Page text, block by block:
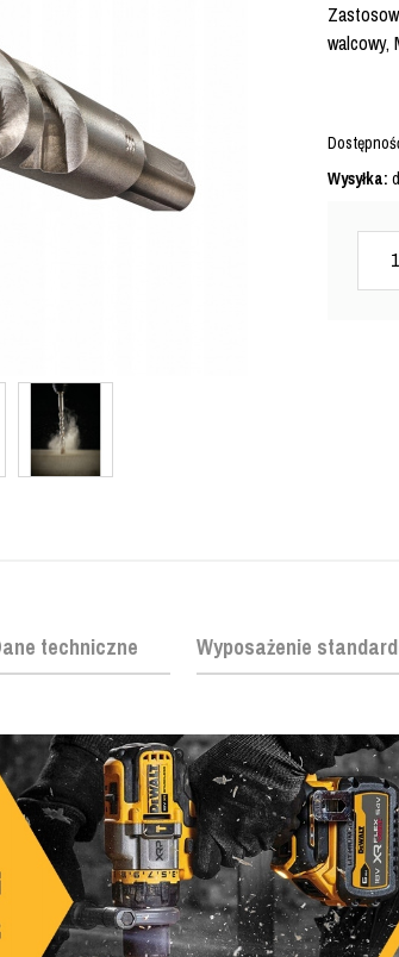
walcowy,
Wysyłka:
techniczne Wyposażenie